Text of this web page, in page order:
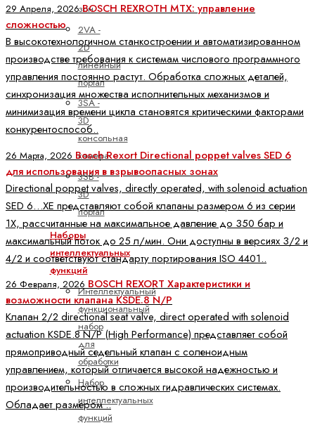
зон
2VA -
2D
линейный
портал
3SA -
3D
консольная
камера
3SB -
3D
портал
Наборы
интеллектуальных
функций
Интеллектуальный
функциональный
набор
для
обработки
Набор
интеллектуальных
функций
29 Апреля, 2026BOSCH REXROTH MTX: управление
сложностью
В высокотехнологичном станкостроении и автоматизированном
производстве требования к системам числового программного
управления постоянно растут. Обработка сложных деталей,
синхронизация множества исполнительных механизмов и
минимизация времени цикла становятся критическими факторами
конкурентоспособ..
26 Марта, 2026 Bosch Rexort Directional poppet valves SED 6
для использования в взрывоопасных зонах
Directional poppet valves, directly operated, with solenoid actuation
SED 6…XE представляют собой клапаны размером 6 из серии
1X, рассчитанные на максимальное давление до 350 бар и
максимальный поток до 25 л/мин. Они доступны в версиях 3/2 и
4/2 и соответствуют стандарту портирования ISO 4401..
26 Февраля, 2026 BOSCH REXORT Характеристики и
возможности клапана KSDE.8 N/P
Клапан 2/2 directional seat valve, direct operated with solenoid
actuation KSDE.8 N/P (High Performance) представляет собой
прямоприводный седельный клапан с соленоидным
управлением, который отличается высокой надежностью и
производительностью в сложных гидравлических системах.
Обладает размером ..